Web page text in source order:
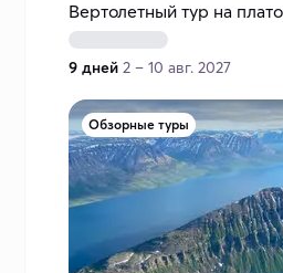
Вертолетный тур на
9 дней 2 – 10 авг. 2027
Обзорные туры